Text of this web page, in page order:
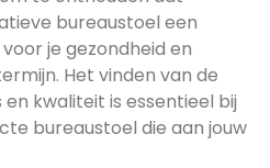
bureaustoel een
je gezondheid en
Het vinden van de
kwaliteit is essentieel bij
bureaustoel die aan jouw